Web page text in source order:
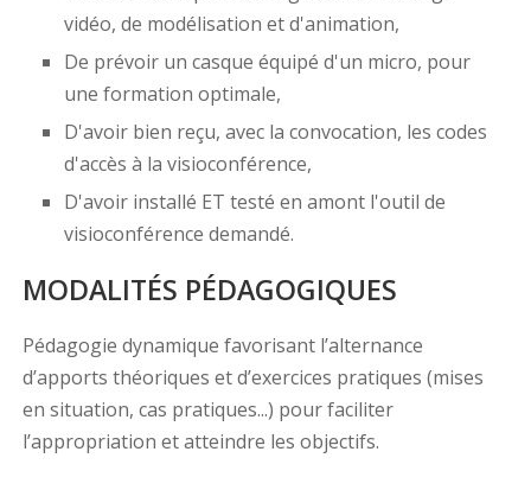
vidéo, de modélisation et d'animation,
De prévoir un casque équipé d'un micro, pour
une formation optimale,
D'avoir bien reçu, avec la convocation, les codes
d'accès à la visioconférence,
D'avoir installé ET testé en amont l'outil de
visioconférence demandé.
MODALITÉS PÉDAGOGIQUES
Pédagogie dynamique favorisant l’alternance
d’apports théoriques et d’exercices pratiques (mises
en situation, cas pratiques...) pour faciliter
l’appropriation et atteindre les objectifs.